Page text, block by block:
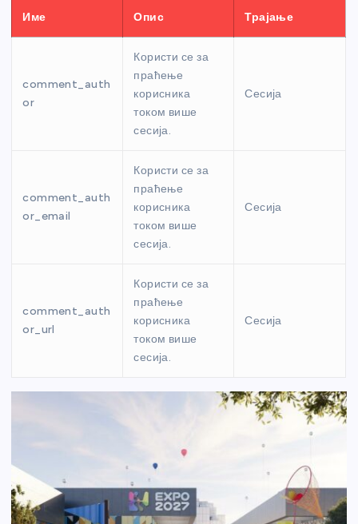
Име Опис Трајање
comment_auth
or
Користи се за
праћење
корисника
током више
сесија.
Сесија
comment_auth
or_email
Користи се за
праћење
корисника
током више
сесија.
Сесија
comment_auth
or_url
Користи се за
праћење
корисника
током више
сесија.
Сесија